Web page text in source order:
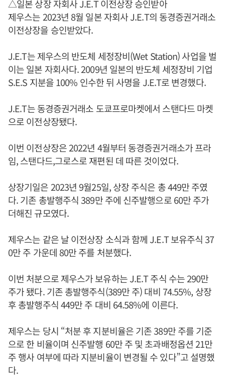
△일본 상장 자회사 J.E.T 이전상장 승인받아
제우스는 2023년 8월 일본 자회사 J.E.T의 동경증권거래소
이전상장을 승인받았다.
J.E.T는 제우스의 반도체 세정장비(Wet Station) 사업을 벌
이는 일본 자회사다. 2009년 일본의 반도체 세정장비 기업
S.E.S 지분을 100% 인수한 뒤 사명을 J.E.T로 변경했다.
J.E.T는 동경증권거래소 도쿄프로마켓에서 스탠다드 마켓
으로 이전상장됐다.
이번 이전상장은 2022년 4월부터 동경증권거래소가 프라
임, 스탠다드,그로스로 재편된 데 따른 것이었다.
상장기일은 2023년 9월25일, 상장 주식은 총 449만 주였
다. 기존 총발행주식 389만 주에 신주발행으로 60만 주가
더해진 규모였다.
제우스는 같은 날 이전상장 소식과 함께 J.E.T 보유주식 37
0만 주 가운데 80만 주를 처분했다.
이번 처분으로 제우스가 보유하는 J.E.T 주식 수는 290만
주가 됐다. 기존 총발행주식(389만 주) 대비 74.55%, 상장
후 총발행주식 449만 주 대비 64.58%에 이른다.
제우스는 당시 “처분 후 지분비율은 기존 389만 주를 기준
으로 한 비율이며 신주발행 60만 주 및 초과배정옵션 21만
주 행사 여부에 따라 지분비율이 변경될 수 있다”고 설명했
다.